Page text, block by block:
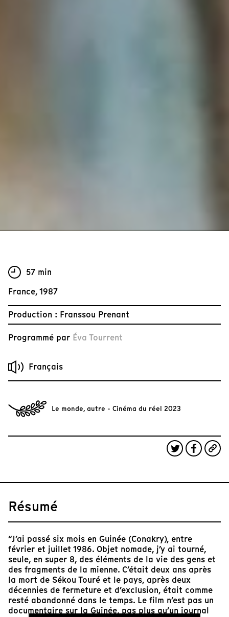
57 min
France, 1987
Production : Franssou Prenant
Programmé par Éva Tourrent
Français
Le monde, autre - Cinéma du réel 2023
Résumé
“J’ai passé six mois en Guinée (Conakry), entre
février et juillet 1986. Objet nomade, j’y ai tourné,
seule, en super 8, des éléments de la vie des gens et
des fragments de la mienne. C’était deux ans après
la mort de Sékou Touré et le pays, après deux
décennies de fermeture et d’exclusion, était comme
resté abandonné dans le temps. Le film n’est pas un
documentaire sur la Guinée, pas plus qu’un journal